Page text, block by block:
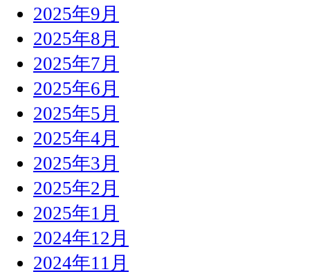
2025年9月
2025年8月
2025年7月
2025年6月
2025年5月
2025年4月
2025年3月
2025年2月
2025年1月
2024年12月
2024年11月